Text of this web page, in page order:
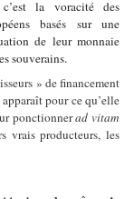
la voracité des
basés sur une
de leur monnaie
souverains.
» de financement
pour ce qu’elle
ponctionnerad vitam
vrais producteurs, les